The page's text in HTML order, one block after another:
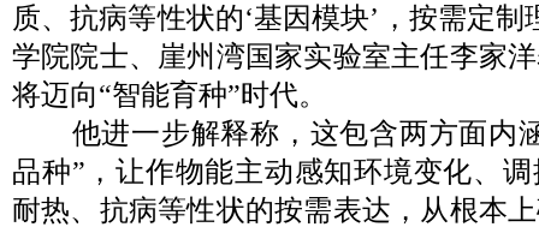
质、抗病等性状的‘基因模块’，按需定
学院院士、崖州湾国家实验室主任李家
将迈向“智能育种”时代。
他进一步解释称，这包含两方面内
品种”，让作物能主动感知环境变化、
耐热、抗病等性状的按需表达，从根本